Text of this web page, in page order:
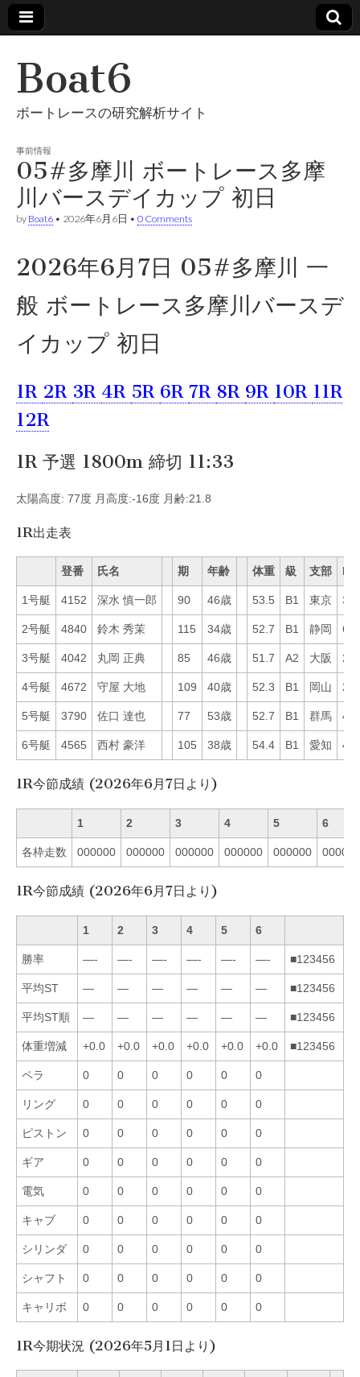
Boat6
ボートレースの研究解析サイト
事前情報
05#多摩川 ボートレース多摩
川バースデイカップ 初日
by Boat6 • 2026年6月6日 • 0 Comments
2026年6月7日 05#多摩川 一
般 ボートレース多摩川バースデ
イカップ 初日
1R 2R 3R 4R 5R 6R 7R 8R 9R 10R 11R
12R
1R 予選 1800m 締切 11:33
太陽高度: 77度 月高度:-16度 月齢:21.8
1R出走表
登番 氏名 期 年齢 体重 級 支部 Mo
1号艇 4152 深水 慎一郎 90 46歳 53.5 B1 東京 38
2号艇 4840 鈴木 秀茉 115 34歳 52.7 B1 静岡 61
3号艇 4042 丸岡 正典 85 46歳 51.7 A2 大阪 26
4号艇 4672 守屋 大地 109 40歳 52.3 B1 岡山 29
5号艇 3790 佐口 達也 77 53歳 52.7 B1 群馬 42
6号艇 4565 西村 豪洋 105 38歳 54.4 B1 愛知 45
1R今節成績 (2026年6月7日より)
1 2 3 4 5 6
各枠走数 000000 000000 000000 000000 000000 000000
1R今節成績 (2026年6月7日より)
1 2 3 4 5 6
勝率 —- —- —- —- —- —- ■123456
平均ST — — — — — — ■123456
平均ST順 — — — — — — ■123456
体重増減 +0.0 +0.0 +0.0 +0.0 +0.0 +0.0 ■123456
ペラ 0 0 0 0 0 0
リング 0 0 0 0 0 0
ピストン 0 0 0 0 0 0
ギア 0 0 0 0 0 0
電気 0 0 0 0 0 0
キャブ 0 0 0 0 0 0
シリンダ 0 0 0 0 0 0
シャフト 0 0 0 0 0 0
キャリボ 0 0 0 0 0 0
1R今期状況 (2026年5月1日より)